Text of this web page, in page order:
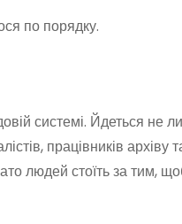
по порядку.
системі. Йдеться не
працівників архіву
людей стоїть за тим,